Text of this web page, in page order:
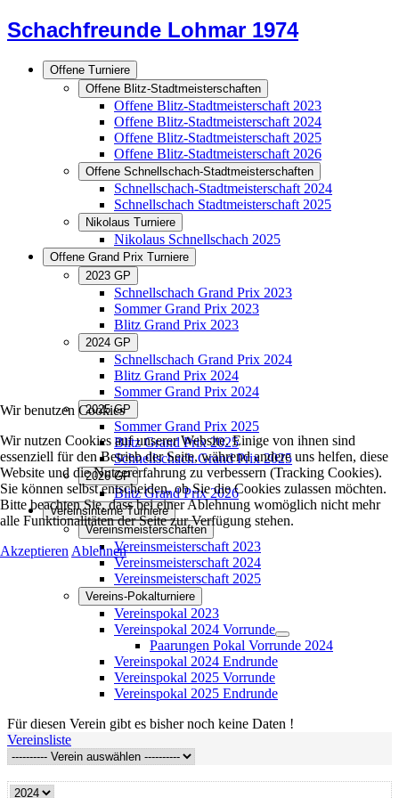
Schachfreunde Lohmar 1974
Offene Turniere
Offene Blitz-Stadtmeisterschaften
Offene Blitz-Stadtmeisterschaft 2023
Offene Blitz-Stadtmeisterschaft 2024
Offene Blitz-Stadtmeisterschaft 2025
Offene Blitz-Stadtmeisterschaft 2026
Offene Schnellschach-Stadtmeisterschaften
Schnellschach-Stadtmeisterschaft 2024
Schnellschach Stadtmeisterschaft 2025
Nikolaus Turniere
Nikolaus Schnellschach 2025
Offene Grand Prix Turniere
2023 GP
Schnellschach Grand Prix 2023
Sommer Grand Prix 2023
Blitz Grand Prix 2023
2024 GP
Schnellschach Grand Prix 2024
Blitz Grand Prix 2024
Sommer Grand Prix 2024
2025 GP
Sommer Grand Prix 2025
Blitz Grand Prix 2025
Schnellschach Grand Prix 2025
2026 GP
Blitz Grand Prix 2026
Vereinsinterne Turniere
Vereinsmeisterschaften
Vereinsmeisterschaft 2023
Vereinsmeisterschaft 2024
Vereinsmeisterschaft 2025
Vereins-Pokalturniere
Vereinspokal 2023
Vereinspokal 2024 Vorrunde
Paarungen Pokal Vorrunde 2024
Vereinspokal 2024 Endrunde
Vereinspokal 2025 Vorrunde
Vereinspokal 2025 Endrunde
Für diesen Verein gibt es bisher noch keine Daten !
Vereinsliste
Wir benutzen Cookies
Wir nutzen Cookies auf unserer Website. Einige von ihnen sind
essenziell für den Betrieb der Seite, während andere uns helfen, diese
Website und die Nutzererfahrung zu verbessern (Tracking Cookies).
Sie können selbst entscheiden, ob Sie die Cookies zulassen möchten.
Bitte beachten Sie, dass bei einer Ablehnung womöglich nicht mehr
alle Funktionalitäten der Seite zur Verfügung stehen.
Akzeptieren Ablehnen